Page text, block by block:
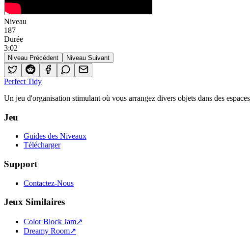
Niveau
187
Durée
3:02
Niveau Précédent Niveau Suivant
Perfect Tidy
Un jeu d'organisation stimulant où vous arrangez divers objets dans des
Jeu
Guides des Niveaux
Télécharger
Support
Contactez-Nous
Jeux Similaires
Color Block Jam↗️
Dreamy Room↗️